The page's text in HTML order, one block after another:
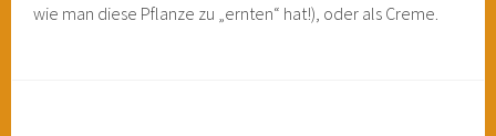
wie man diese Pflanze zu „ernten“ hat!), oder als Creme.